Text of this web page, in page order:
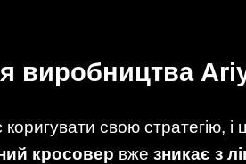
виробництва
свою стратегію, і
кросовер вже зникає з